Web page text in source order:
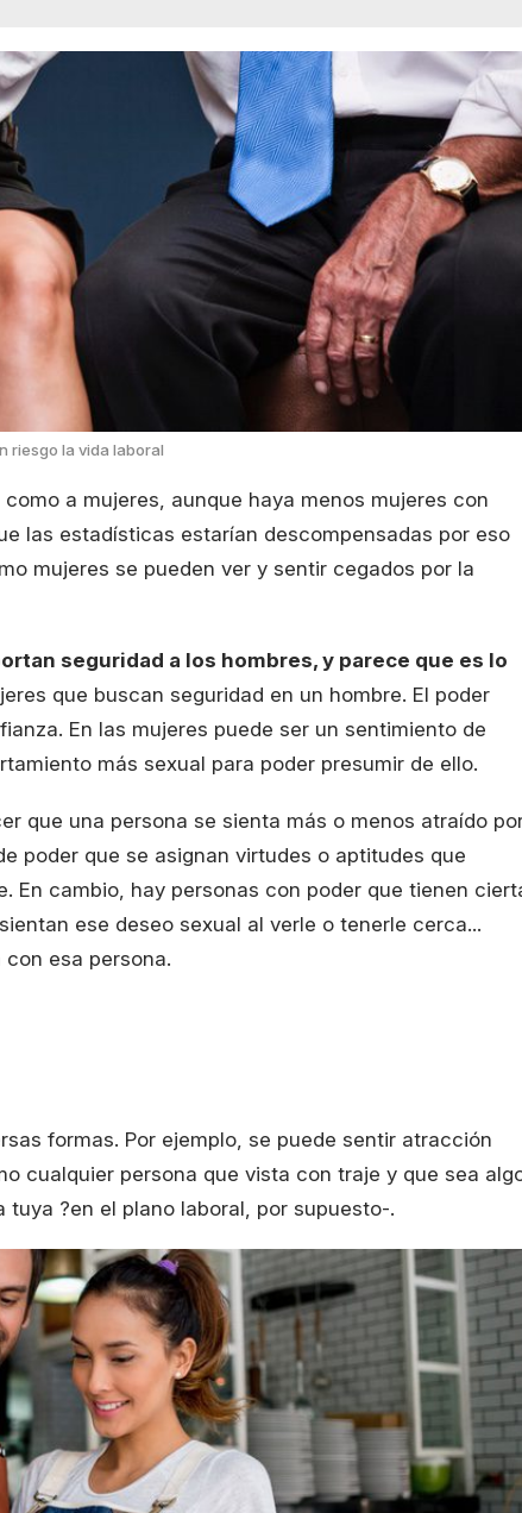
riesgo la vida laboral
a mujeres, aunque haya menos mujeres con
las estadísticas estarían descompensadas por eso
mujeres se pueden ver y sentir cegados por la
seguridad a los hombres, y parece que es lo
que buscan seguridad en un hombre. El poder
En las mujeres puede ser un sentimiento de
más sexual para poder presumir de ello.
que una persona se sienta más o menos atraído
poder que se asignan virtudes o aptitudes que
En cambio, hay personas con poder que tienen
ese deseo sexual al verle o tenerle cerca...
esa persona.
formas. Por ejemplo, se puede sentir atracción
cualquier persona que vista con traje y que sea
?en el plano laboral, por supuesto-.